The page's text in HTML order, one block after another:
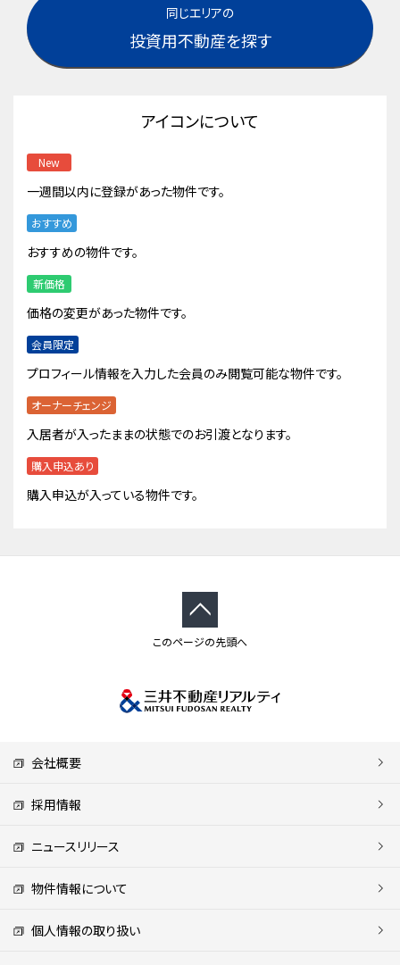
同じエリアの
投資用不動産を探す
アイコンについて
New
一週間以内に登録があった物件です。
おすすめ
おすすめの物件です。
新価格
価格の変更があった物件です。
会員限定
プロフィール情報を入力した会員のみ閲覧可能な物件です。
オーナーチェンジ
入居者が入ったままの状態でのお引渡となります。
購入申込あり
購入申込が入っている物件です。
このページの先頭へ
会社概要
採用情報
ニュースリリース
物件情報について
個人情報の取り扱い